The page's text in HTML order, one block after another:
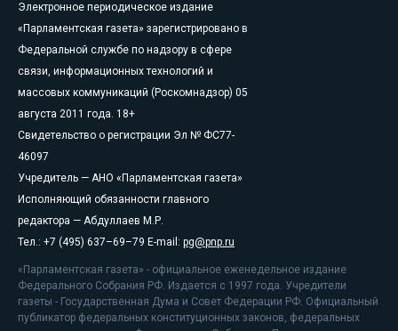
Электронное периодическое издание
«Парламентская газета» зарегистрировано в
Федеральной службе по надзору в сфере
связи, информационных технологий и
массовых коммуникаций (Роскомнадзор) 05
августа 2011 года. 18+
Свидетельство о регистрации Эл № ФС77-
46097
Учредитель — АНО «Парламентская газета»
Исполняющий обязанности главного
редактора — Абдуллаев М.Р.
Тел.: +7 (495) 637–69–79 E-mail: pg@pnp.ru
«Парламентская газета» - официальное еженедельное издание
Федерального Собрания РФ. Издается с 1997 года. Учредители
газеты - Государственная Дума и Совет Федерации РФ. Официальный
публикатор федеральных конституционных законов, федеральных